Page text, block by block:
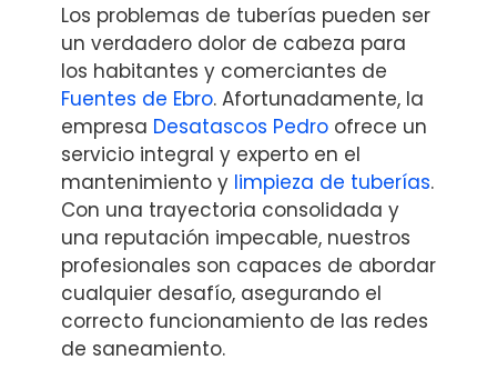
Los problemas de tuberías pueden ser
un verdadero dolor de cabeza para
los habitantes y comerciantes de
Fuentes de Ebro. Afortunadamente, la
empresa Desatascos Pedro ofrece un
servicio integral y experto en el
mantenimiento y limpieza de tuberías.
Con una trayectoria consolidada y
una reputación impecable, nuestros
profesionales son capaces de abordar
cualquier desafío, asegurando el
correcto funcionamiento de las redes
de saneamiento.